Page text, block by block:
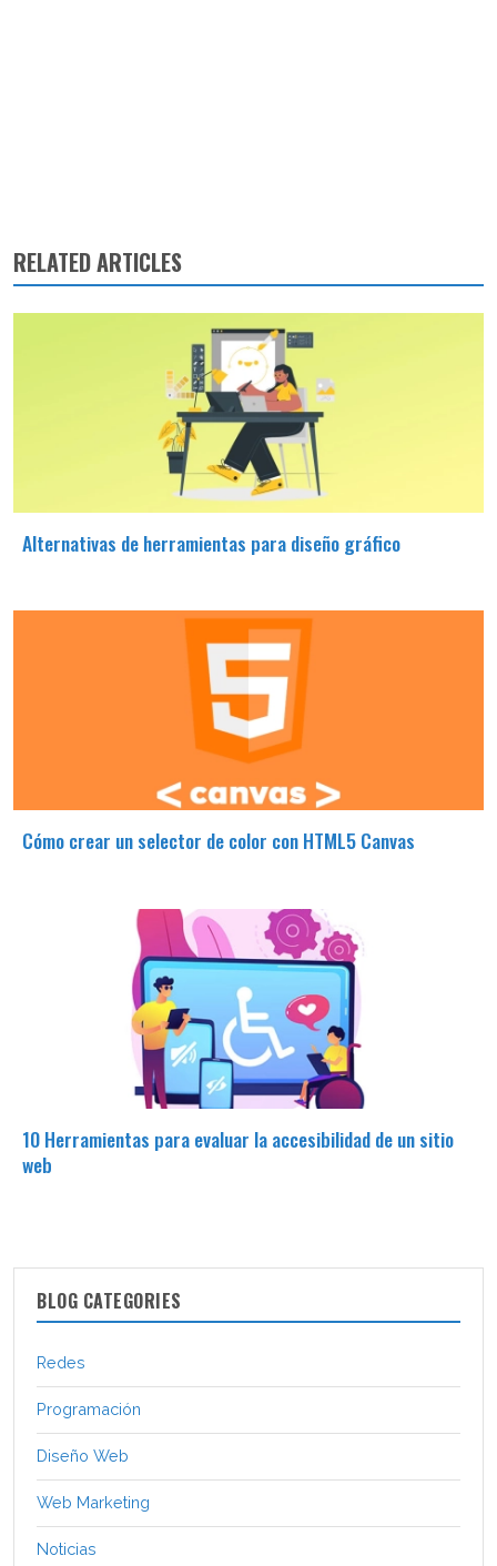
RELATED ARTICLES
Alternativas de herramientas para diseño gráfico
Cómo crear un selector de color con HTML5 Canvas
10 Herramientas para evaluar la accesibilidad de un sitio
web
BLOG CATEGORIES
Redes
Programación
Diseño Web
Web Marketing
Noticias